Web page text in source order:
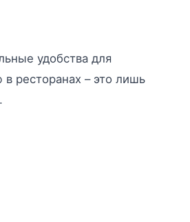
удобства для
ресторанах – это лишь